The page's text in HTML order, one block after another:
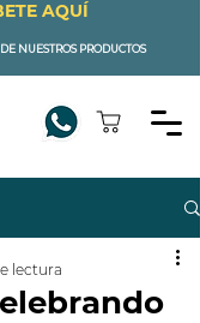
DE NUESTROS PRODUCTOS
AQUÍ
lectura